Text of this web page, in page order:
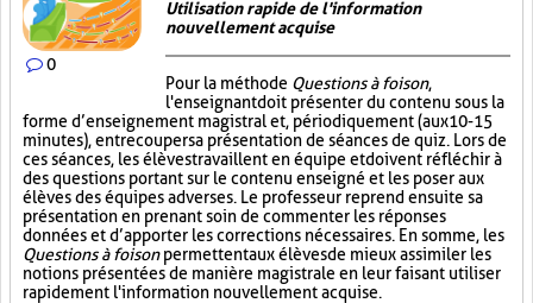
0
Utilisation rapide de l'information
nouvellement acquise
Pour la méthode Questions à foison,
l'enseignant doit présenter du contenu sous la
forme d’enseignement magistral et, périodiquement (aux 10-15
minutes), entrecouper sa présentation de séances de quiz. Lors de
ces séances, les élèves travaillent en équipe et doivent réfléchir à
des questions portant sur le contenu enseigné et les poser aux
élèves des équipes adverses. Le professeur reprend ensuite sa
présentation en prenant soin de commenter les réponses
données et d’apporter les corrections nécessaires. En somme, les
Questions à foisonpermettent aux élèves de mieux assimiler les
notions présentées de manière magistrale en leur faisant utiliser
rapidement l'information nouvellement acquise.